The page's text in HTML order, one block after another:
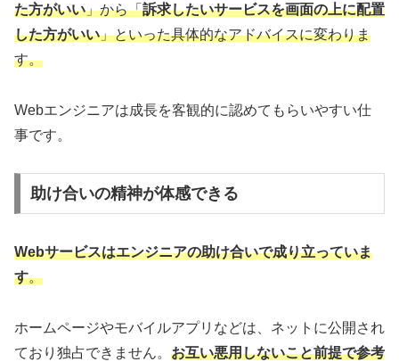
た方がいい」から「訴求したいサービスを画面の上に配置
した方がいい」といった具体的なアドバイスに変わりま
す。
Webエンジニアは成長を客観的に認めてもらいやすい仕
事です。
助け合いの精神が体感できる
Webサービスはエンジニアの助け合いで成り立っていま
す。
ホームページやモバイルアプリなどは、ネットに公開され
ており独占できません。 お互い悪用しないこと前提で参考